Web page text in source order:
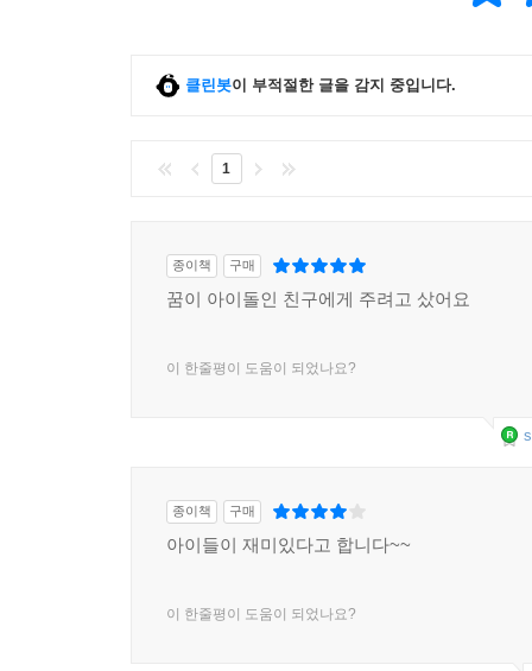
클린봇이 부적절한 글을 감지 중입니다.
1
종이책 구매
꿈이 아이돌인 친구에게 주려고 샀어요
이 한줄평이 도움이 되었나요?
종이책 구매
아이들이 재미있다고 합니다~~
이 한줄평이 도움이 되었나요?